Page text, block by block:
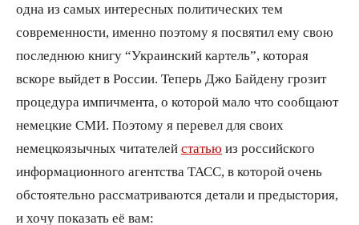
одна из самых интересных политических тем
современности, именно поэтому я посвятил ему свою
последнюю книгу “Украинский картель”, которая
вскоре выйдет в России. Теперь Джо Байдену грозит
процедура импичмента, о которой мало что сообщают
немецкие СМИ. Поэтому я перевел для своих
немецкоязычных читателей статью из российского
информационного агентства ТАСС, в которой очень
обстоятельно рассматриваются детали и предыстория,
и хочу показать её вам: